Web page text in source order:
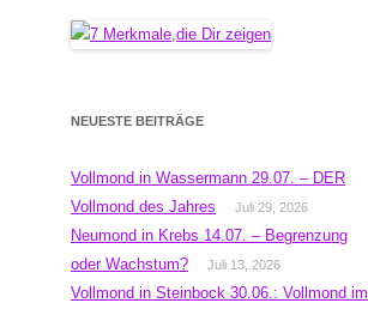
NEUESTE BEITRÄGE
Vollmond in Wassermann 29.07. – DER
Vollmond des Jahres
Juli 29, 2026
Neumond in Krebs 14.07. – Begrenzung
oder Wachstum?
Juli 13, 2026
Vollmond in Steinbock 30.06.: Vollmond im